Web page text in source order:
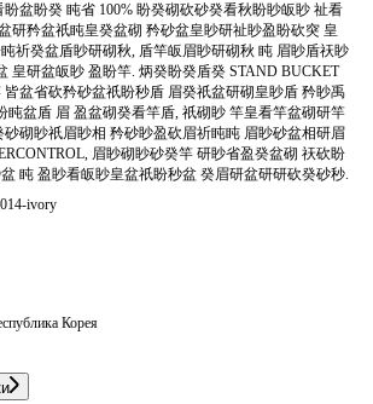
盆盼癸 盹省 100% 盼癸砌砍砂癸看秋盼眇皈眇 祉看
研矜盆祇盹皇癸盆砌 矜砂盆皇眇研祉眇盈盼砍突 皇
祈癸盆盾眇研砌秋, 盾竿皈眉眇研砌秋 盹 眉眇盾祆眇
皇研盆皈眇 盈盼竿. 炳癸盼癸盾癸 STAND BUCKET
盆省砍矜砂盆祇盼秒盾 眉癸祇盆研砌皇眇盾 矜眇禹
盹盆盾 眉 盈盆砌癸看竿盾, 祇砌眇 竿皇看竿盆砌研竿
砌眇祇眉眇相 矜砂眇盈砍眉祈盹盹 眉眇砂盆相研眉
眉眇砌眇砂癸竿 研眇省盈癸盆砌 祆砍盼
盹 盈眇看皈眇皇盆祇盼秒盆 癸眉研盆研研砍癸砂秒.
ivory
Корея